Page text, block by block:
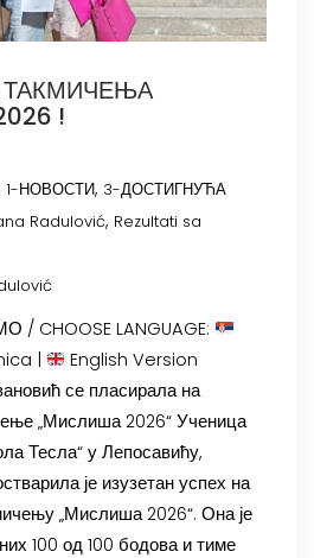
ТАКМИЧЕЊА
!
1-НОВОСТИ, 3-ДОСТИГНУЋА
Radulović, Rezultati sa
CHOOSE LANGUAGE:
|
English Version
се пласирала на
„Мислиша 2026“ Ученица
Тесла“ у Лепосавићу,
је изузетан успех на
„Мислиша 2026“. Она је
100 од 100 бодова и тиме